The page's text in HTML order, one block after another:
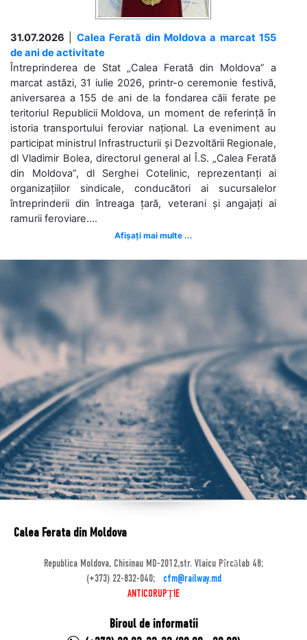
31.07.2026
Calea Ferată din Moldova a marcat 155
de ani de activitate
Întreprinderea de Stat „Calea Ferată din Moldova” a
marcat astăzi, 31 iulie 2026, printr-o ceremonie festivă,
aniversarea a 155 de ani de la fondarea căii ferate pe
teritoriul Republicii Moldova, un moment de referință în
istoria transportului feroviar național. La eveniment au
participat ministrul Infrastructurii și Dezvoltării Regionale,
dl Vladimir Bolea, directorul general al Î.S. „Calea Ferată
din Moldova”, dl Serghei Cotelinic, reprezentanți ai
organizațiilor sindicale, conducători ai sucursalelor
întreprinderii din întreaga țară, veterani și angajați ai
ramurii feroviare....
Afișați mai multe ...
Calea Ferata din Moldova
Republica Moldova, Chisinau MD-2012,str. Vlaicu Pîrcălab 48;
(+373) 22-832-040;
cfm@railway.md
ANTICORUPȚIE
Biroul de informatii